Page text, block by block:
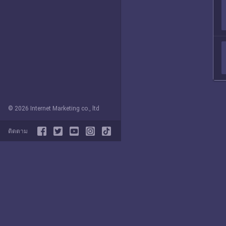
© 2026 Internet Marketing co., ltd
ติดตาม